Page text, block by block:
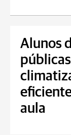
Alunos
aula